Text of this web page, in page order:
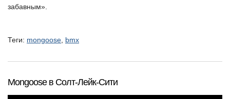
забавным».
Теги: mongoose bmx
Mongoose в Солт-Лейк-Сити